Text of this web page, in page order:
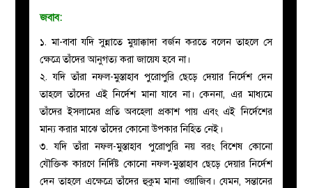
মজলিস
প্রশ্ন
করুন
জবাব:
১. মা-বাবা যদি সুন্নাতে মুয়াক্কাদা বর্জন করতে বলেন তাহলে সে
ক্ষেত্রে তাঁদের আনুগত্য করা জায়েয হবে না।
২. যদি তাঁরা নফল-মুস্তাহাব পুরোপুরি ছেড়ে দেয়ার নির্দেশ দেন
তাহলে তাঁদের এই নির্দেশ মানা যাবে না। কেননা, এর মাধ্যমে
তাঁদের ইসলামের প্রতি অবহেলা প্রকাশ পায় এবং এই নির্দেশের
মান্য করার মাঝে তাঁদের কোনো উপকার নিহিত নেই।
৩. যদি তাঁরা নফল-মুস্তাহাব পুরোপুরি নয় বরং বিশেষ কোনো
যৌক্তিক কারণে নির্দিষ্ট কোনো নফল-মুস্তাহাব ছেড়ে দেয়ার নির্দেশ
দেন তাহলে এক্ষেত্রে তাঁদের হুকুম মানা ওয়াজিব। যেমন, সন্তানের